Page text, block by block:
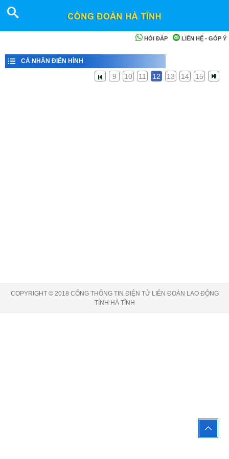
LIÊN HỆ - GÓP Ý
HỎI ĐÁP
CÁ NHÂN ĐIỂN HÌNH
9 10 11 12 13 14 15
COPYRIGHT © 2018 CỔNG THÔNG TIN ĐIỆN TỬ LIÊN ĐOÀN LAO ĐỘNG
TỈNH HÀ TĨNH